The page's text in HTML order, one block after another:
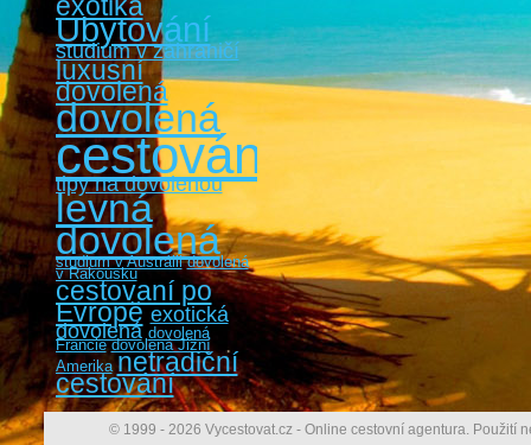
Ubytování
studium v zahraničí
luxusní
dovolená
dovolená
cestování
tipy na dovolenou
levná
dovolená
studium v Austrálii dovolená
v Rakousku
cestovaní po
Evropě exotická
dovolená dovolená
Francie dovolená Jižní
Amerika netradiční
cestování
© 1999 - 2026 Vycestovat.cz - Online cestovní agentura. Použití